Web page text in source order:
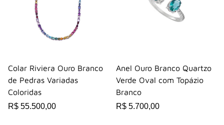
Colar Riviera Ouro Branco
de Pedras Variadas
Coloridas
R$ 55.500,00
Anel Ouro Branco Quartzo
Verde Oval com Topázio
Branco
R$ 5.700,00